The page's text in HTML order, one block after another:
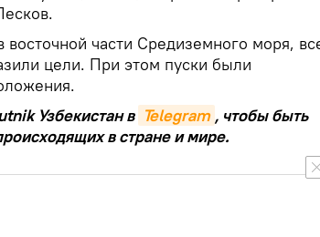
части Средиземного моря,
цели. При этом пуски были
Узбекистан в Telegram , чтобы быть
в стране и мире.